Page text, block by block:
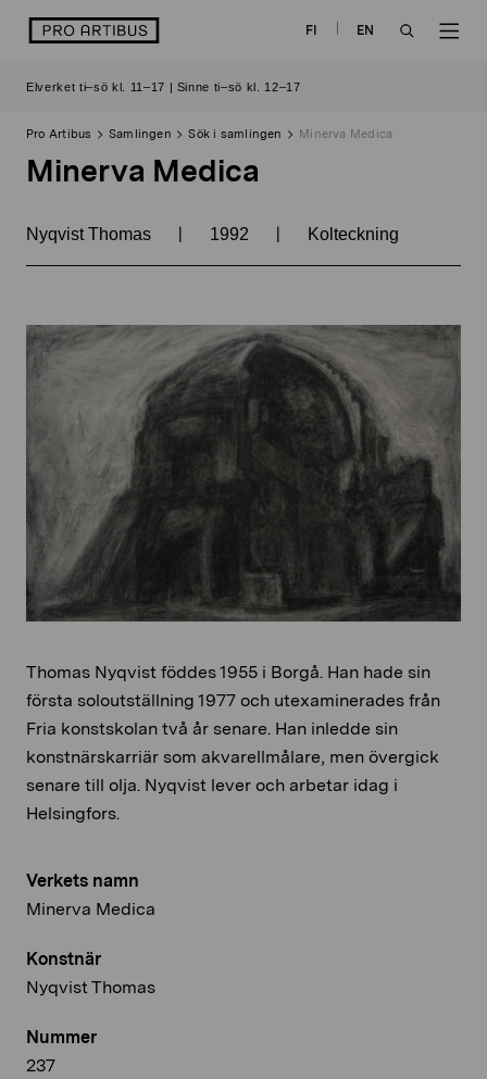
logo FI
EN
Elverket ti–sö kl. 11–17 | Sinne ti–sö kl. 12–17
Pro Artibus Samlingen Sök i samlingen Minerva Medica
Minerva Medica
Nyqvist Thomas | 1992 | Kolteckning
Verkets namn
Minerva Medica
Konstnär
Nyqvist Thomas
Nummer
237
Thomas Nyqvist föddes 1955 i Borgå. Han hade sin
första soloutställning 1977 och utexaminerades från
Fria konstskolan två år senare. Han inledde sin
konstnärskarriär som akvarellmålare, men övergick
senare till olja. Nyqvist lever och arbetar idag i
Helsingfors.